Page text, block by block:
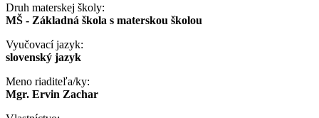
Druh materskej školy:
MŠ - Základná škola s materskou školou
Vyučovací jazyk:
slovenský jazyk
Meno riaditeľa/ky:
Mgr. Ervin Zachar